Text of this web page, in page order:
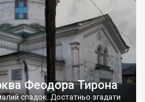
Феодора Тирона
спадок. Достатньо згадати